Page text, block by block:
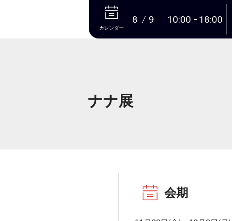
本文へ
カレンダー
8 9 10:00 18:00
ナナ展
会期